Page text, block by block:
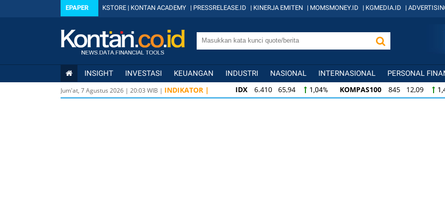
EPAPER KSTORE | KONTAN ACADEMY | PRESSRELEASE.ID | KINERJA EMITEN | MOMSMONEY.ID | KGMEDIA.ID |
INSIGHT INVESTASI KEUANGAN INDUSTRI NASIONAL INTERNASIONAL PERSONAL
Jum'at, 7 Agustus 2026 | 20:03 WIB | INDIKATOR | IDX 6.410 65,94 1,04% KOMPAS100 845 12,09
KOMPAS100
845 12,09 1,45% LQ45 640 9,44